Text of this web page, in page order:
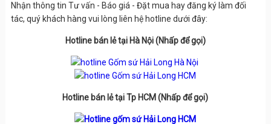
Nhận thông tin Tư vấn - Báo giá - Đặt mua hay đăng ký làm đối
tác, quý khách hàng vui lòng liên hệ hotline dưới đây:
Hotline bán lẻ tại Hà Nội (Nhấp để gọi)
Hotline bán lẻ tại Tp HCM (Nhấp để gọi)